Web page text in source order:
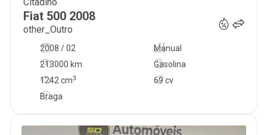
Fiat 500 2008
other_Outro
2008 / 02
Manual
213000 km
69 cv
Gasolina
1242 cm3
Braga